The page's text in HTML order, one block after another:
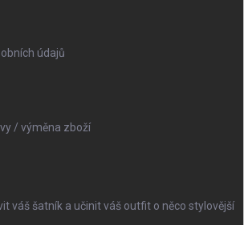
údajů
/ výměna zboží
váš šatník a učinit váš outfit o něco stylovější